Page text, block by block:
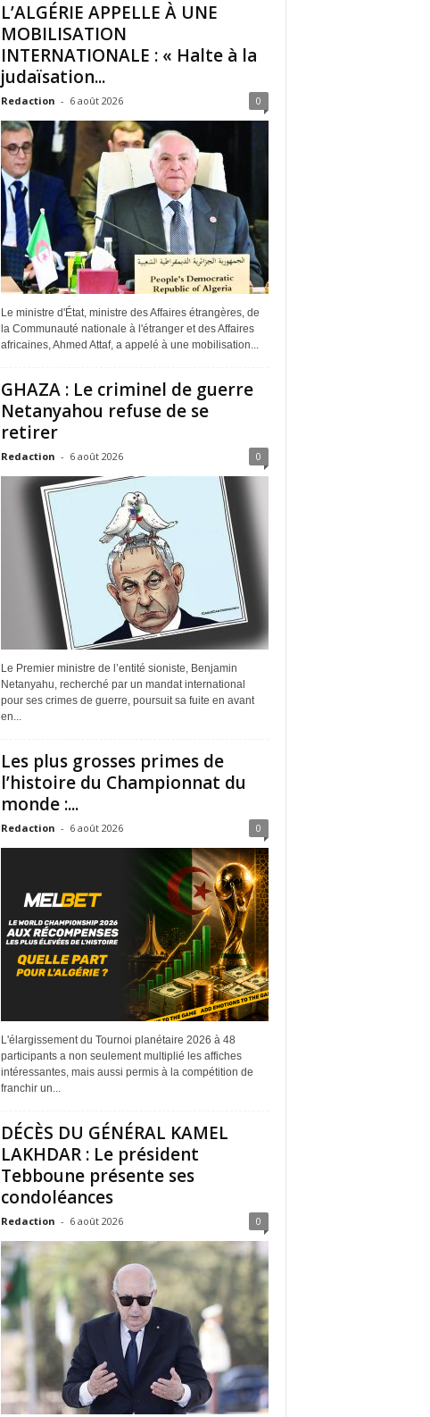
L’ALGÉRIE APPELLE À UNE
MOBILISATION
INTERNATIONALE : « Halte à la
judaïsation...
Redaction - 6 août 2026 0
Le ministre d'État, ministre des Affaires étrangères, de
la Communauté nationale à l'étranger et des Affaires
africaines, Ahmed Attaf, a appelé à une mobilisation...
GHAZA : Le criminel de guerre
Netanyahou refuse de se
retirer
Redaction - 6 août 2026 0
Le Premier ministre de l’entité sioniste, Benjamin
Netanyahu, recherché par un mandat international
pour ses crimes de guerre, poursuit sa fuite en avant
en...
Les plus grosses primes de
l’histoire du Championnat du
monde :...
Redaction - 6 août 2026 0
L'élargissement du Tournoi planétaire 2026 à 48
participants a non seulement multiplié les affiches
intéressantes, mais aussi permis à la compétition de
franchir un...
DÉCÈS DU GÉNÉRAL KAMEL
LAKHDAR : Le président
Tebboune présente ses
condoléances
Redaction - 6 août 2026 0